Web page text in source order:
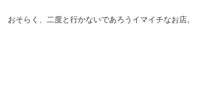
おそらく、二度と行かないであろうイマイチなお店。